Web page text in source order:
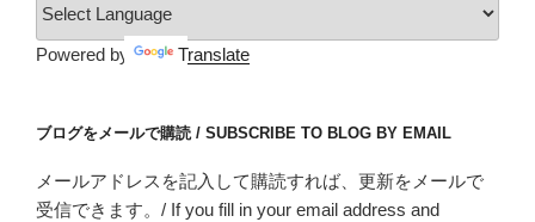
Powered by Translate
ブログをメールで購読 / SUBSCRIBE TO BLOG BY EMAIL
メールアドレスを記入して購読すれば、更新をメールで
受信できます。/ If you fill in your email address and